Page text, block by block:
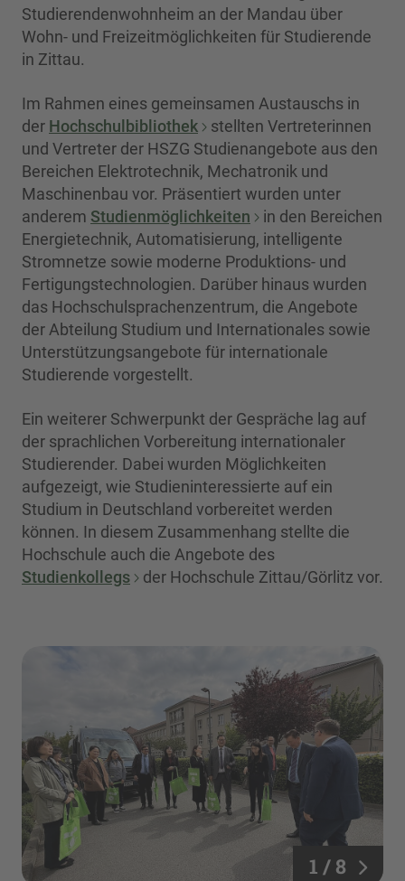
Studierendenwohnheim an der Mandau über
Wohn- und Freizeitmöglichkeiten für Studierende
in Zittau.
Im Rahmen eines gemeinsamen Austauschs in
der Hochschulbibliothek
stellten Vertreterinnen
und Vertreter der HSZG Studienangebote aus den
Bereichen Elektrotechnik, Mechatronik und
Maschinenbau vor. Präsentiert wurden unter
anderem Studienmöglichkeiten
in den Bereichen
Energietechnik, Automatisierung, intelligente
Stromnetze sowie moderne Produktions- und
Fertigungstechnologien. Darüber hinaus wurden
das Hochschulsprachenzentrum, die Angebote
der Abteilung Studium und Internationales sowie
Unterstützungsangebote für internationale
Studierende vorgestellt.
Ein weiterer Schwerpunkt der Gespräche lag auf
der sprachlichen Vorbereitung internationaler
Studierender. Dabei wurden Möglichkeiten
aufgezeigt, wie Studieninteressierte auf ein
Studium in Deutschland vorbereitet werden
können. In diesem Zusammenhang stellte die
Hochschule auch die Angebote des
Studienkollegs
der Hochschule Zittau/Görlitz vor.
1 / 8